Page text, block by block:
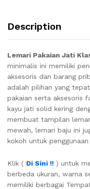
Description
Lemari Pakaian Jati
minimalis ini memiliki
aksesoris dan barang
adalah pilihan yang
pakaian serta aksesoris
kayu jati solid kering
membuat tampilan
mewah, lemari baju ini
kokoh untuk
Klik ( Di Sini !! ) untuk
berbeda ukuran, warna
memiliki berbagai